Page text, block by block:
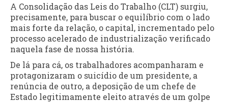
A Consolidação das Leis do Trabalho (CLT) surgiu,
precisamente, para buscar o equilíbrio com o lado
mais forte da relação, o capital, incrementado pelo
processo acelerado de industrialização verificado
naquela fase de nossa história.
De lá para cá, os trabalhadores acompanharam e
protagonizaram o suicídio de um presidente, a
renúncia de outro, a deposição de um chefe de
Estado legitimamente eleito através de um golpe